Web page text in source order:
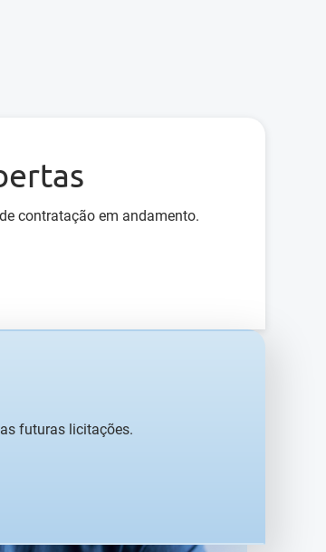
contratação em andamento.
futuras licitações.